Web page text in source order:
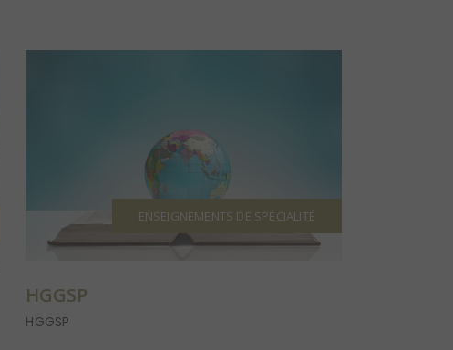
ENSEIGNEMENTS DE SPÉCIALITÉ
HGGSP
HGGSP